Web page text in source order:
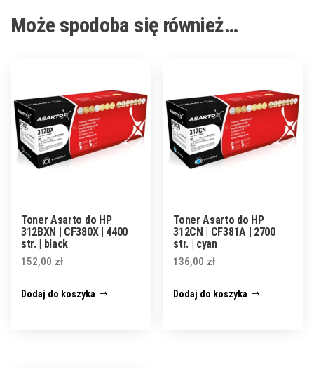
Może spodoba się również…
Toner Asarto do HP
312BXN | CF380X | 4400
str. | black
152,00 zł
Dodaj do koszyka
Toner Asarto do HP
312CN | CF381A | 2700
str. | cyan
136,00 zł
Dodaj do koszyka